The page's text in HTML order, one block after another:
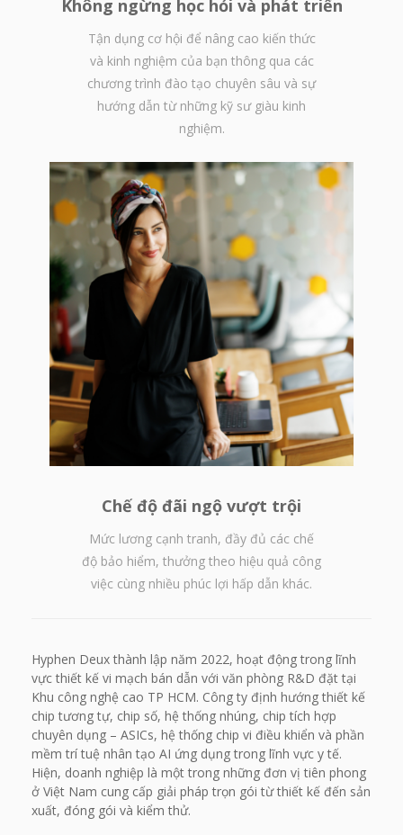
Không ngừng học hỏi và phát triển
Tận dụng cơ hội để nâng cao kiến thức
và kinh nghiệm của bạn thông qua các
chương trình đào tạo chuyên sâu và sự
hướng dẫn từ những kỹ sư giàu kinh
nghiệm.
Chế độ đãi ngộ vượt trội
Mức lương cạnh tranh, đầy đủ các chế
độ bảo hiểm, thưởng theo hiệu quả công
việc cùng nhiều phúc lợi hấp dẫn khác.
Hyphen Deux thành lập năm 2022, hoạt động trong lĩnh
vực thiết kế vi mạch bán dẫn với văn phòng R&D đặt tại
Khu công nghệ cao TP HCM. Công ty định hướng thiết kế
chip tương tự, chip số, hệ thống nhúng, chip tích hợp
chuyên dụng – ASICs, hệ thống chip vi điều khiển và phần
mềm trí tuệ nhân tạo AI ứng dụng trong lĩnh vực y tế.
Hiện, doanh nghiệp là một trong những đơn vị tiên phong
ở Việt Nam cung cấp giải pháp trọn gói từ thiết kế đến sản
xuất, đóng gói và kiểm thử.